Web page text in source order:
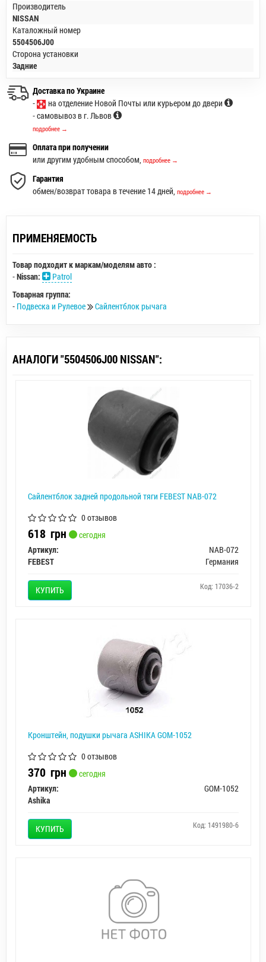
Производитель
NISSAN
Каталожный номер
5504506J00
Сторона установки
Задние
Доставка по Украине
-
на отделение Новой Почты или курьером до двери
- самовывоз в г. Львов
подробнее →
Оплата при получении
или другим удобным способом, подробнее →
Гарантия
обмен/возврат товара в течение 14 дней, подробнее →
ПРИМЕНЯЕМОСТЬ
Товар подходит к маркам/моделям авто :
-Nissan:
Patrol
Товарная группа:
- Подвеска и Рулевое Сайлентблок рычага
АНАЛОГИ "5504506J00 NISSAN":
Сайлентблок задней продольной тяги FEBEST NAB-072
0 отзывов
618 грн
сегодня
Артикул:
NAB-072
FEBEST
Германия
КУПИТЬ Код: 17036-2
Кронштейн, подушки рычага ASHIKA GOM-1052
0 отзывов
370 грн
сегодня
Артикул:
GOM-1052
Ashika
КУПИТЬ Код: 1491980-6